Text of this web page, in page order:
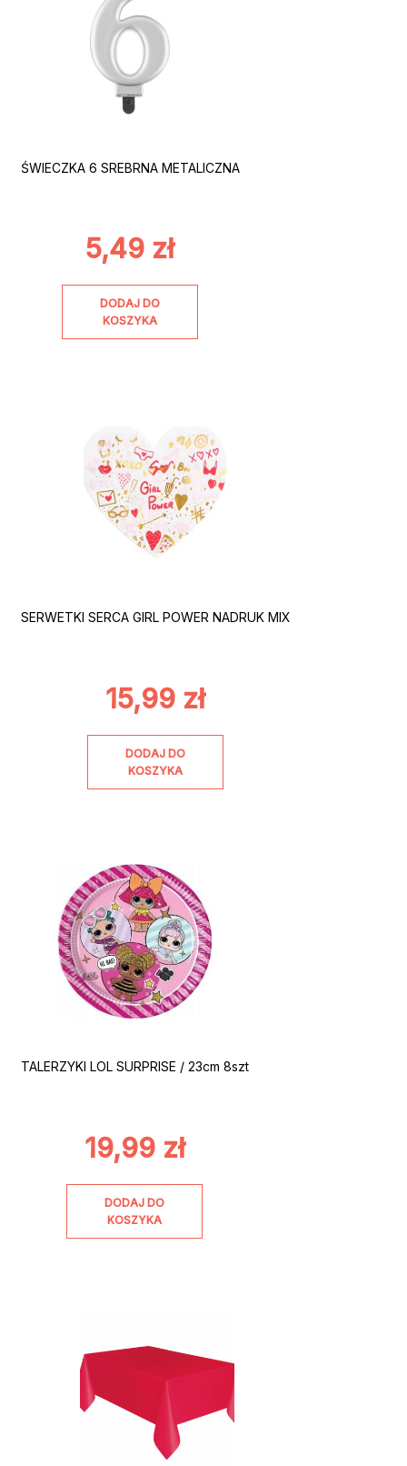
ŚWIECZKA 6 SREBRNA METALICZNA
5,49 zł
DODAJ DO
KOSZYKA
SERWETKI SERCA GIRL POWER NADRUK MIX
15,99 zł
DODAJ DO
KOSZYKA
TALERZYKI LOL SURPRISE / 23cm 8szt
19,99 zł
DODAJ DO
KOSZYKA